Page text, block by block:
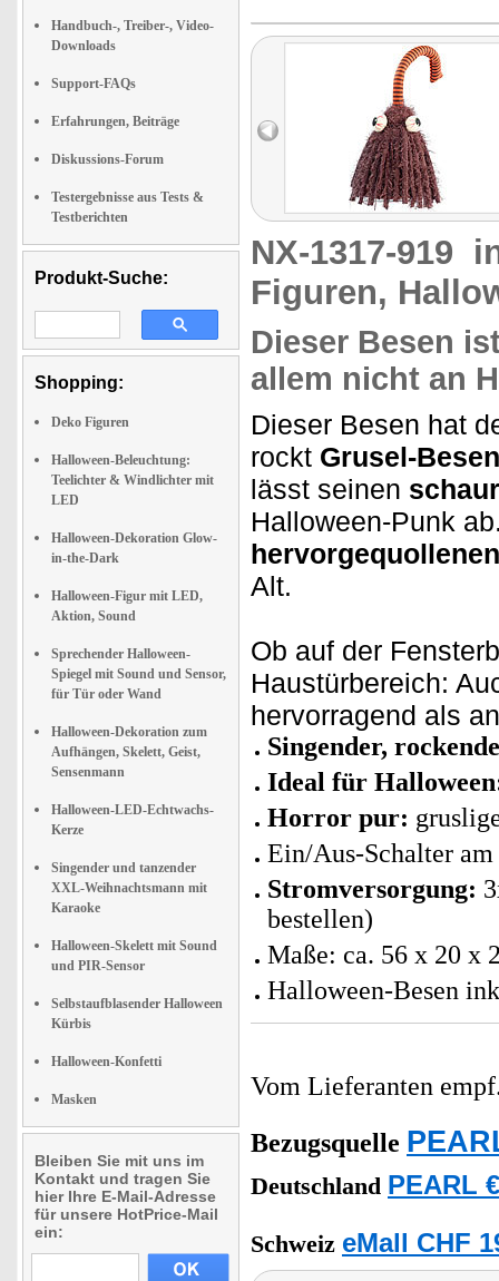
Handbuch-, Treiber-, Video-
Downloads
Support-FAQs
Erfahrungen, Beiträge
Diskussions-Forum
Testergebnisse aus Tests &
Testberichten
Produkt-Suche:
Shopping:
Deko Figuren
Halloween-Beleuchtung:
Teelichter & Windlichter mit
LED
Halloween-Dekoration Glow-
in-the-Dark
Halloween-Figur mit LED,
Aktion, Sound
Sprechender Halloween-
Spiegel mit Sound und Sensor,
für Tür oder Wand
Halloween-Dekoration zum
Aufhängen, Skelett, Geist,
Sensenmann
Halloween-LED-Echtwachs-
Kerze
Singender und tanzender
XXL-Weihnachtsmann mit
Karaoke
Halloween-Skelett mit Sound
und PIR-Sensor
Selbstaufblasender Halloween
Kürbis
Halloween-Konfetti
Masken
Bleiben Sie mit uns im
Kontakt und tragen Sie
hier Ihre E-Mail-Adresse
für unsere HotPrice-Mail
ein:
NX-1317-919
Figuren,
Dieser Besen
allem nicht an
Dieser Besen hat
rockt Grusel-
lässt seinen
Halloween-Punk
Alt.
Ob auf der
Haustürbereich:
hervorragend als
Singender,
Ideal für
Horror pur:
Ein/Aus-Schalter
Stromversorgung:
bestellen)
Maße: ca. 56 x 20 x
Halloween-Besen
Vom Lieferanten
Bezugsquelle
Deutschland PEARL
Schweiz eMall CHF